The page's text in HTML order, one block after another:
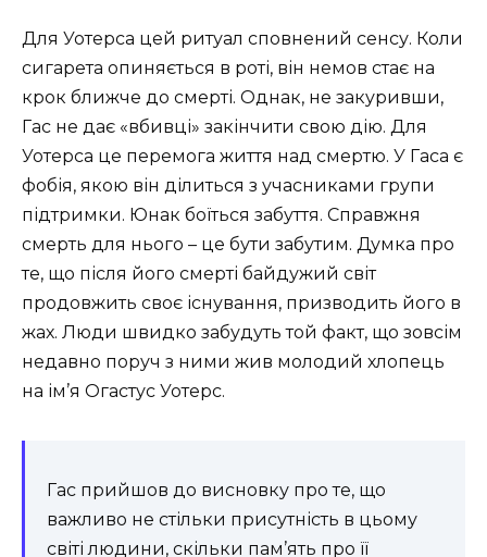
Для Уотерса цей ритуал сповнений сенсу. Коли
сигарета опиняється в роті, він немов стає на
крок ближче до смерті. Однак, не закуривши,
Гас не дає «вбивці» закінчити свою дію. Для
Уотерса це перемога життя над смертю. У Гаса є
фобія, якою він ділиться з учасниками групи
підтримки. Юнак боїться забуття. Справжня
смерть для нього – це бути забутим. Думка про
те, що після його смерті байдужий світ
продовжить своє існування, призводить його в
жах. Люди швидко забудуть той факт, що зовсім
недавно поруч з ними жив молодий хлопець
на ім’я Огастус Уотерс.
Гас прийшов до висновку про те, що
важливо не стільки присутність в цьому
світі людини, скільки пам’ять про її